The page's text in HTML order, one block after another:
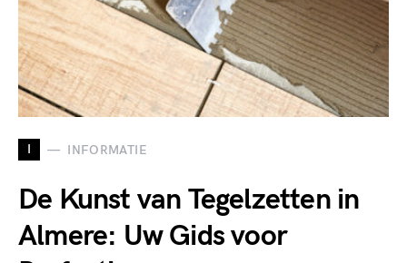
I INFORMATIE
De Kunst van Tegelzetten in
Almere: Uw Gids voor